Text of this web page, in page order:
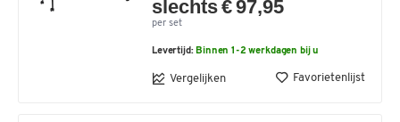
slechts € 97,95
per set
Levertijd: Binnen 1-2 werkdagen bij u
Vergelijken Favorietenlijst